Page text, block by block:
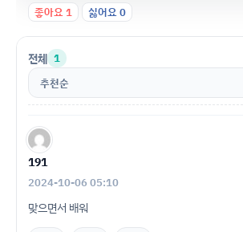
좋아요1 싫어요0
전체 1
191
2024-10-06 05:10
맞으면서 배워